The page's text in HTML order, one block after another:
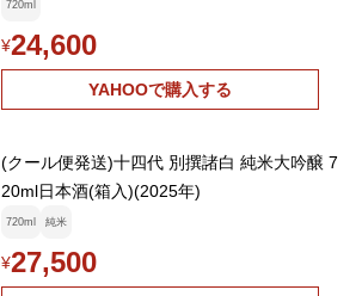
720ml
¥24,600
YAHOOで購入する
(クール便発送)十四代 別撰諸白 純米大吟醸 7
20ml日本酒(箱入)(2025年)
720ml 純米
¥27,500